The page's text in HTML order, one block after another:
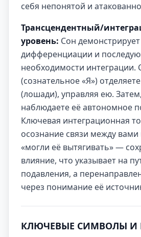
себя непонятой и
Трансцендентный/
уровень: Сон
дифференциации и
необходимости интеграции.
(сознательное «Я»)
(лошади), управляя ею.
наблюдаете её автономное
Ключевая интеграционная
осознание связи между
«могли её вытягивать» —
влияние, что указывает на
подавления, а
через понимание её
КЛЮЧЕВЫЕ СИМВОЛЫ И